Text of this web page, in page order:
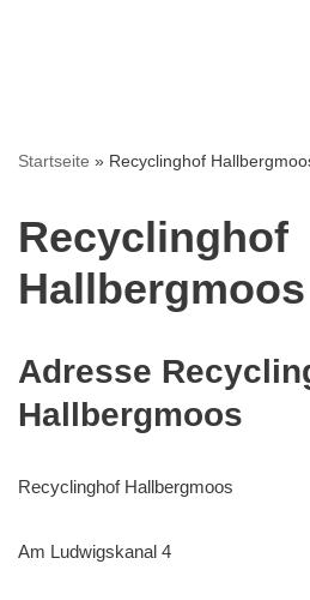
Startseite » Recyclinghof
Recyclinghof
Hallbergmoos
Adresse
Hallbergmoos
Recyclinghof Hallbergmoos
Am Ludwigskanal 4